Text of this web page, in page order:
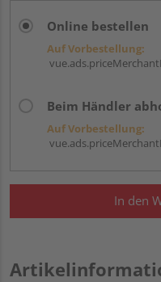
Online bestellen
Auf Vorbestellung:
Beim Händler
Auf Vorbestellung:
In den